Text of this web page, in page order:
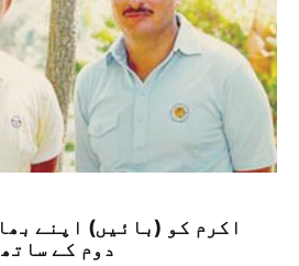
اکرم کو (بائیں) اپنے
دوم کے